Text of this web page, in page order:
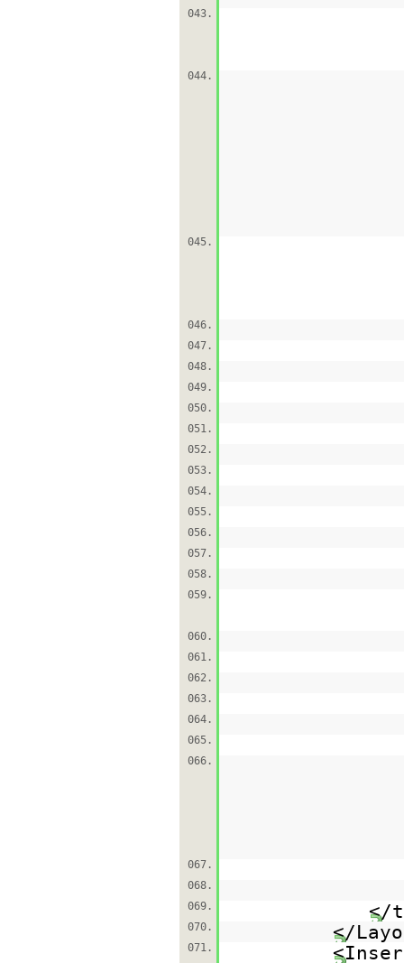
043.
044.
045.
046.
047.
048.
049.
050.
051.
052.
053.
054.
055.
056.
057.
058.
059.
060.
061.
062.
063.
064.
065.
066.
067.
068.
069.
</
070. </
071.